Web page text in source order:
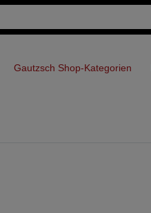
Gautzsch Shop-Kategorien